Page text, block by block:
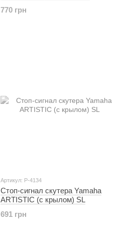
стекло поворотов)
770 грн
Артикул: P-4134
Стоп-сигнал скутера Yamaha
ARTISTIC (с крылом) SL
691 грн